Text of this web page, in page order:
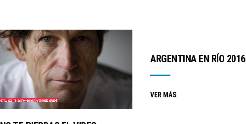
ARGENTINA EN RÍO 2016
VER MÁS